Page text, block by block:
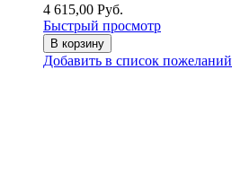
4 615,00 Руб.
Быстрый просмотр
В корзину
Добавить в список пожеланий